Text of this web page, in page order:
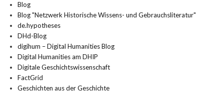
Blog
Blog "Netzwerk Historische Wissens- und Gebrauchsliteratur"
de.hypotheses
DHd-Blog
digihum – Digital Humanities Blog
Digital Humanities am DHIP
Digitale Geschichtswissenschaft
FactGrid
Geschichten aus der Geschichte